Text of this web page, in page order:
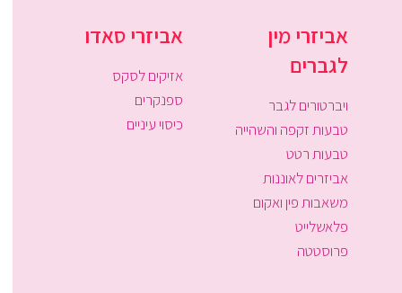
אביזרי מין
לגברים
ויברטורים לגבר
טבעות זקפה והשהייה
טבעות רטט
אביזרים לאוננות
משאבות פין ואקום
פלאשלייט
פרוסטטה
אביזרי סאדו
אזיקים לסקס
ספנקרים
כיסוי עיניים